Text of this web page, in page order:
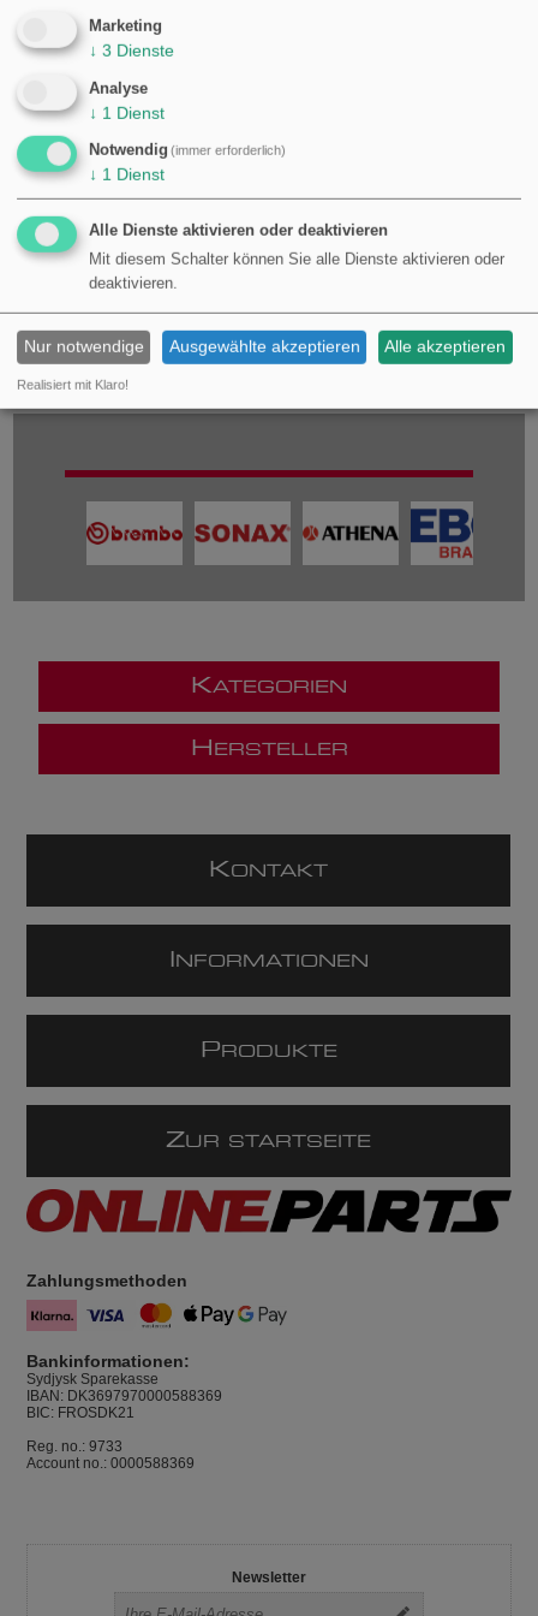
Ersatzteil für dieses Fahrzeug passt auf folgende
Suzuki
GSX-R 1000
Suzuki
GSX-R 1000 U2
KATEGORIEN
H ERSTELLER
KONTAKT
NFORMATIONEN
P RODUKTE
ZUR STARTSEITE
Zahlungsmethoden
Bankinformationen:
Sydjysk Sparekasse
IBAN: DK3697970000588369
BIC: FROSDK21
Reg. no.: 9733
Account no.: 0000588369
Newsletter
Marketing
↓ 3 Dienste
Analyse
↓ 1 Dienst
Notwendig (immer erforderlich)
↓ 1 Dienst
Alle Dienste aktivieren oder deaktivieren
Mit diesem Schalter können Sie alle Dienste aktivieren oder
deaktivieren.
Nur notwendige Ausgewählte akzeptieren Alle akzeptieren
Realisiert mit Klaro!